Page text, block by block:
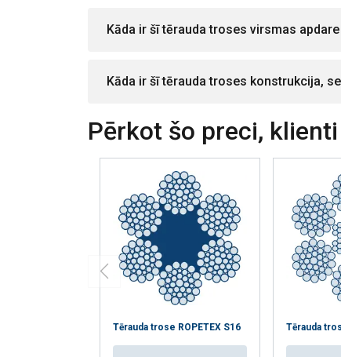
Kāda ir šī tērauda troses virsmas
Kāda ir šī tērauda troses konstrukcija,
Pērkot šo preci,
Tērauda trose ROPETEX S16 Tērauda